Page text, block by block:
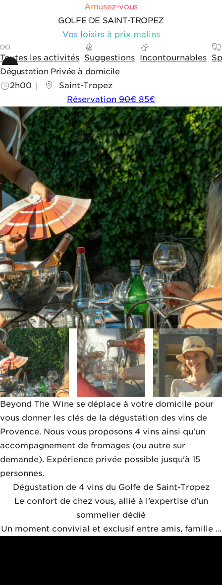
Panneau de gestion des cookies
Aller aux outils de navigation
Amusez-vous
GOLFE DE SAINT-TROPEZ
Vos loisirs à prix malins
Toutes les activités Suggestions Incontournables
Dégustation Privée à domicile
2h00
Saint-Tropez
Réservation 90€ 85€
Beyond The Wine se déplace à votre domicile pour
vous donner les clés de la dégustation des vins de
Provence. Nous vous proposons 4 vins ainsi qu'un
accompagnement de fromages (ou autre sur
demande). Expérience privée possible jusqu'à 15
personnes.
Dégustation de 4 vins du Golfe de Saint-Tropez
Le confort de chez vous, allié à l’expertise d’un
sommelier dédié
Un moment convivial et exclusif entre amis, famille ...